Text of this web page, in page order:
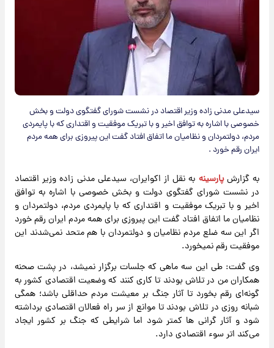
سیدعلی مدنی زاده وزیر اقتصاد در نشست شورای گفتگوی دولت و بخش
خصوصی با اشاره به توافق اخیر و با تبریک موفقیت و اقتداری که با پایمردی
مردم، دولتمردان و نظامیان ما اتفاق افتاد گفت این پیروزی برای همه مردم
ایران رقم خورد .
به گزارش پارسینه به نقل از اکوایران، سیدعلی مدنی زاده وزیر اقتصاد
در نشست شورای گفتگوی دولت و بخش خصوصی با اشاره به توافق
اخیر و با تبریک موفقیت و اقتداری که با پایمردی مردم، دولتمردان و
نظامیان ما اتفاق افتاد گفت این پیروزی برای همه مردم ایران رقم خورد
اگر این سه ضلع مردم نظامیان و دولتمردان با هم متحد نمی‌شدند این
موفقیت رقم نمیخورد.
وی گفت: طی این سه ماهی که جلسات برگزار نمیشد، در پشت صحنه
همکاران من در تلاش بودند تا کاری کنند که وضعیت اقتصادی کشور به
گونه‌ای رقم بخورد تا آثار جنگ بر معیشت مردم حداقلی باشد؛ همگی
شبانه روزی در تلاش بودند تا موانع از سر راه فعالان اقتصادی برداشته
شود و آثار گرانی ها کمتر شود اما شرایطی که جنگ بر کشور ایجاد
می‌کند اتر سوء اقتصادی دارد.